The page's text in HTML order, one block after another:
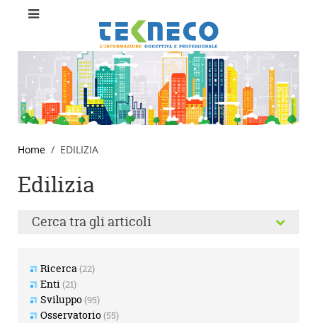
Home EDILIZIA
Edilizia
Cerca tra gli articoli
Ricerca(22)
Enti(21)
Sviluppo(95)
Osservatorio(55)